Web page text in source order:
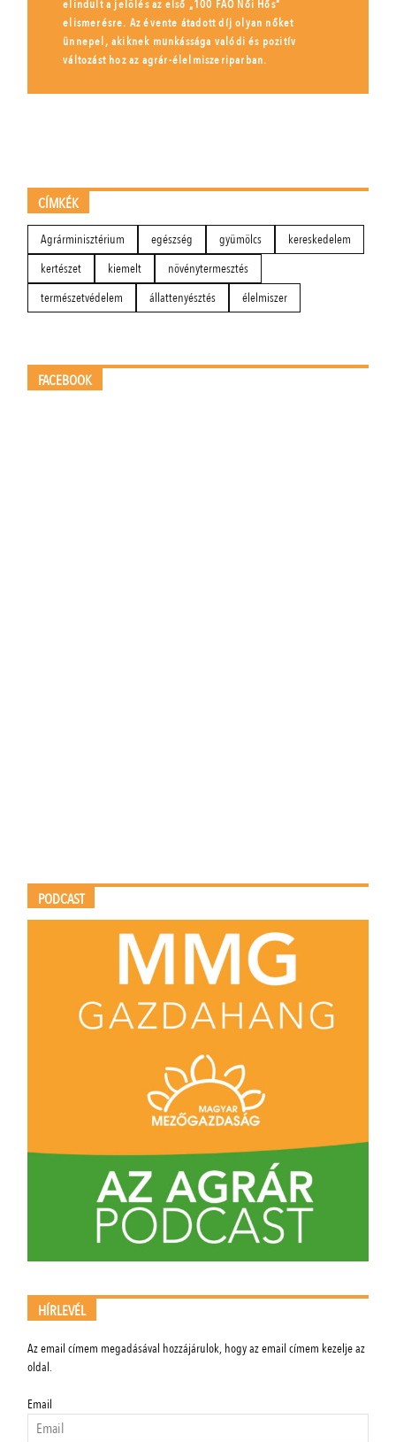
elindult a jelölés az első „100 FAO Női Hős”
elismerésre. Az évente átadott díj olyan nőket
ünnepel, akiknek munkássága valódi és pozitív
változást hoz az agrár-élelmiszeriparban.
CÍMKÉK
Agrárminisztérium egészség gyümölcs
kereskedelem
kertészet
kiemelt
növénytermesztés
természetvédelem
állattenyésztés élelmiszer
FACEBOOK
PODCAST
HÍRLEVÉL
Az email címem megadásával hozzájárulok, hogy az email címem kezelje az
oldal.
Email